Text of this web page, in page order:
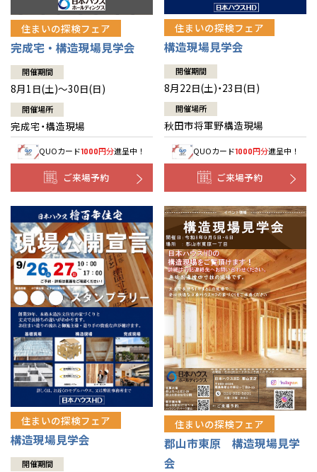
住まいの探検フェア
完成宅・構造現場見学会
開催期間
8月1日(土)～30日(日)
開催場所
完成宅・構造現場
QUOカード1000円分進呈中！
ご来場予約
住まいの探検フェア
構造現場見学会
開催期間
8月22日(土)・23日(日)
開催場所
秋田市将軍野構造現場
QUOカード1000円分進呈中！
ご来場予約
住まいの探検フェア
構造現場見学会
開催期間
住まいの探検フェア
郡山市東原 構造現場見学
会
徳島
高知
長崎
沖縄